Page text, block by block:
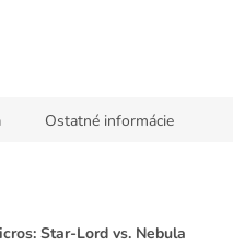
Ostatné informácie
Star-Lord vs. Nebula